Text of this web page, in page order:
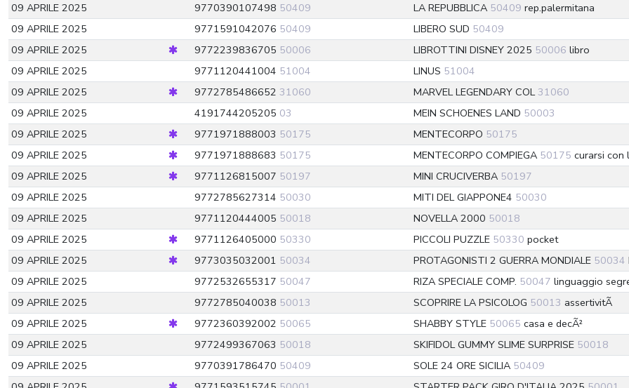
09 APRILE 2025
9770390107498 50409 LA REPUBBLICA 50409 rep.palermitana
09 APRILE 2025
9771591042076 50409 LIBERO SUD 50409
09 APRILE 2025
9772239836705 50006 LIBROTTINI DISNEY 2025 50006 libro
09 APRILE 2025
9771120441004 51004 LINUS 51004
09 APRILE 2025
9772785486652 31060 MARVEL LEGENDARY COL31060
09 APRILE 2025
4191744205205 03 MEIN SCHOENES LAND 50003
09 APRILE 2025
9771971888003 50175 MENTECORPO 50175
09 APRILE 2025
9771971888683 50175 MENTECORPO COMPIEGA 50175 curarsi con
09 APRILE 2025
9771126815007 50197 MINI CRUCIVERBA 50197
09 APRILE 2025
9772785627314 50030 MITI DEL GIAPPONE4 50030
09 APRILE 2025
9771120444005 50018 NOVELLA 2000 50018
09 APRILE 2025
9771126405000 50330 PICCOLI PUZZLE 50330 pocket
09 APRILE 2025
9773035032001 50034 PROTAGONISTI 2 GUERRA MONDIALE 50034
09 APRILE 2025
9772532655317 50047 RIZA SPECIALE COMP. 50047 linguaggio
09 APRILE 2025
9772785040038 50013 SCOPRIRE LA PSICOLOG 50013 assertivitÃ
09 APRILE 2025
9772360392002 50065 SHABBY STYLE 50065 casa e decÃ²
09 APRILE 2025
9772499367063 50018 SKIFIDOL GUMMY SLIME SURPRISE 50018
09 APRILE 2025
9770391786470 50409 SOLE 24 ORE SICILIA 50409